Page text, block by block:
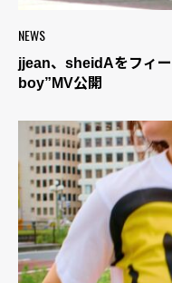
NEWS
jjean、sheidAをフィ
boy”MV公開